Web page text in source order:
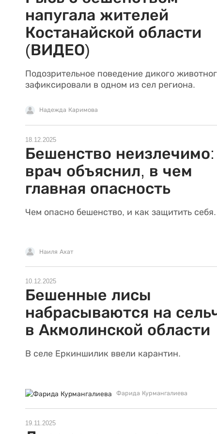
напугала жителей
Костанайской области
(ВИДЕО)
Подозрительное поведение дикого
зафиксировали в одном из сел региона.
Надежда Каримова
18.12.2025
Бешенство неизлечимо:
врач объяснил, в чем
главная опасность
Чем опасно бешенство, и как защитить себя.
Наиля Ахат
10.12.2025
Бешенные лисы
набрасываются на
в Акмолинской области
В селе Еркиншилик ввели карантин.
Фарида Курмангалиева
19.11.2025